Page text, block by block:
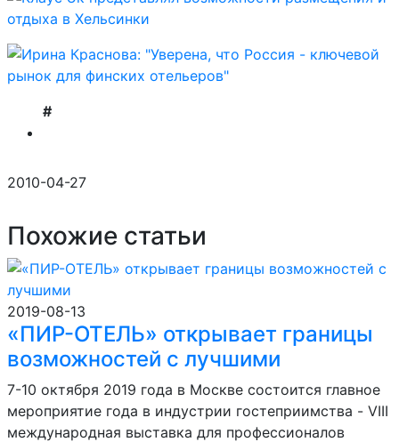
#
2010-04-27
Похожие статьи
2019-08-13
«ПИР-ОТЕЛЬ» открывает границы
возможностей с лучшими
7-10 октября 2019 года в Москве состоится главное
мероприятие года в индустрии гостеприимства - VIII
международная выставка для профессионалов